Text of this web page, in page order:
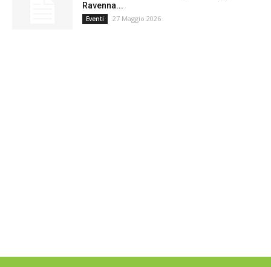
Ravenna...
Eventi 27 Maggio 2026